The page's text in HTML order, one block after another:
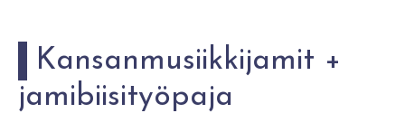
Kansanmusiikkijamit +
jamibiisityöpaja